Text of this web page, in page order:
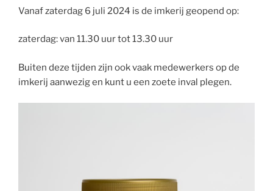
Vanaf zaterdag 6 juli 2024 is de imkerij geopend op:
zaterdag: van 11.30 uur tot 13.30 uur
Buiten deze tijden zijn ook vaak medewerkers op de
imkerij aanwezig en kunt u een zoete inval plegen.